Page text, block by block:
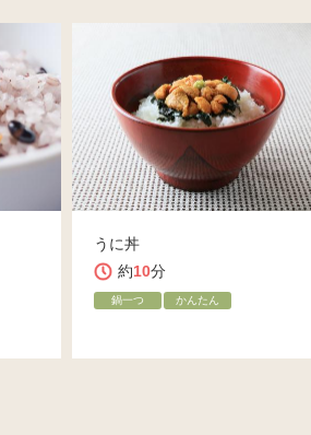
うに丼
約10分
鍋一つ かんたん